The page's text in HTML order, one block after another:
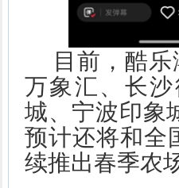
目前，酷
万象汇、长
城、宁波印象
预计还将和全
续推出春季农